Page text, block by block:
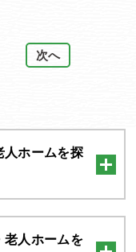
次へ
人ホームを探
老人ホームを